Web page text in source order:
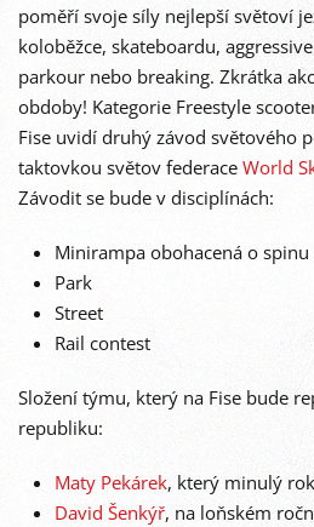
poměří svoje síly nejlepší světoví
koloběžce, skateboardu,
parkour nebo breaking. Zkrátka
obdoby! Kategorie Freestyle
Fise uvidí druhý závod světového
taktovkou světov federace World
Závodit se bude v disciplínách:
Minirampa obohacená o
Park
Street
Rail contest
Složení týmu, který na Fise bude
republiku:
Maty Pekárek, který minulý
David Šenkýř, na loňském